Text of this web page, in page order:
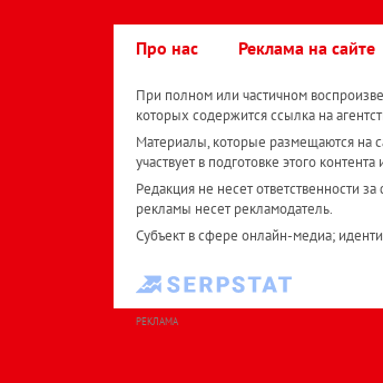
Про нас Реклама на сайте
При полном или частичном
которых содержится ссылка на
Материалы, которые размещаются на
участвует в подготовке этого
Редакция не несет ответственности
рекламы несет рекламодатель.
Субъект в сфере онлайн-медиа;
РЕКЛАМА